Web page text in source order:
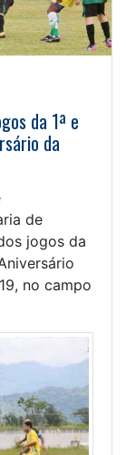
da 1ª e
da
de
jogos da
no campo